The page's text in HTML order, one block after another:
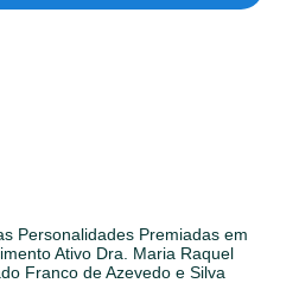
Personalidades Premiadas em
Ativo Dra. Maria Raquel
Franco de Azevedo e Silva